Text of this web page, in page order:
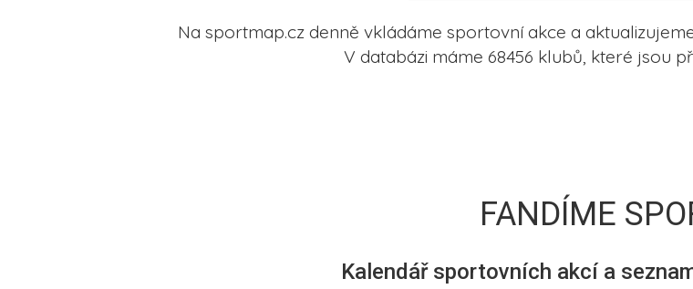
Na sportmap.cz denně vkládáme sportovní akce a
V databázi máme 68456 klubů, které jsou
FANDÍME
Kalendář sportovních akcí a